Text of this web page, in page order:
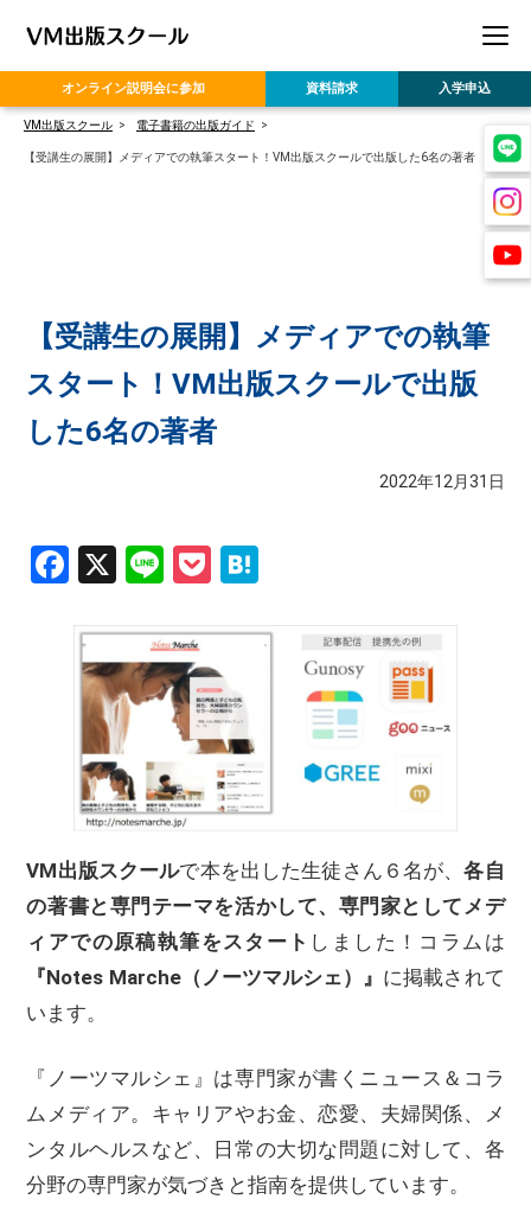
オンライン説明会に参加 資料請求 入学申込
VM出版スクール 電子書籍の出版ガイド
【受講生の展開】メディアでの執筆スタート！VM出版スクールで出版した6名の著者
【受講生の展開】メディアでの執筆
スタート！VM出版スクールで出版
した6名の著者
2022年12月31日
Facebook
X LinePocket
VM出版スクールで本を出した生徒さん６名が、各自
の著書と専門テーマを活かして、専門家としてメデ
ィアでの原稿執筆をスタート しました！コラムは
『Notes Marche（ノーツマルシェ）』 に掲載されて
います。
『ノーツマルシェ』は専門家が書くニュース＆コラ
ムメディア。キャリアやお金、恋愛、夫婦関係、メ
ンタルヘルスなど、日常の大切な問題に対して、各
分野の専門家が気づきと指南を提供しています。